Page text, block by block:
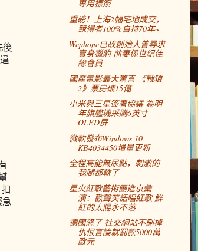
後
急
專用標簽
重磅！上海2幅宅地成交，
競得者100%自持70年~
Wephone已故創始人曾尋求
賣身獵豹 前妻係世紀佳
緣會員
國產電影最大驚喜 《戰狼
2》票房破15億
小米與三星簽署協議 為明
年旗艦機采購6英寸
OLED屏
微軟發布Windows 10
KB4034450增量更新
全程高能無尿點，刺激的
我腿都軟了
星火紅歌藝術團進京彙
演：歡聲笑語唱紅歌 鮮
紅的太陽永不落
德國怒了 社交網站不刪掉
仇恨言論就罰款5000萬
歐元